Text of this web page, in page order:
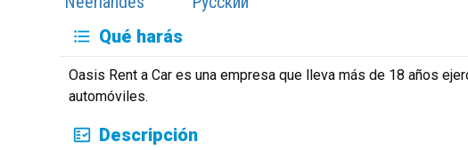
Qué harás
Oasis Rent a Car es una empresa que lleva más de 18 años
automóviles.
Descripción